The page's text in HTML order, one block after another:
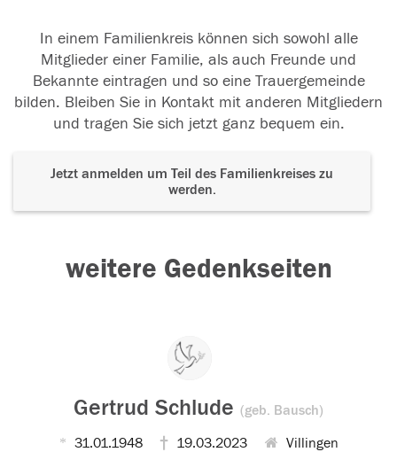
In einem Familienkreis können sich sowohl alle
Mitglieder einer Familie, als auch Freunde und
Bekannte eintragen und so eine Trauergemeinde
bilden. Bleiben Sie in Kontakt mit anderen Mitgliedern
und tragen Sie sich jetzt ganz bequem ein.
Jetzt anmelden um Teil des Familienkreises zu
werden.
weitere Gedenkseiten
Gertrud Schlude (geb. Bausch)
31.01.1948 19.03.2023 Villingen